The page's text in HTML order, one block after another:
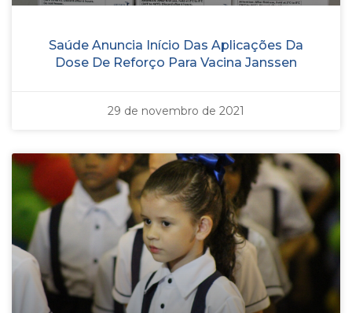
Saúde Anuncia Início Das Aplicações Da
Dose De Reforço Para Vacina Janssen
29 de novembro de 2021